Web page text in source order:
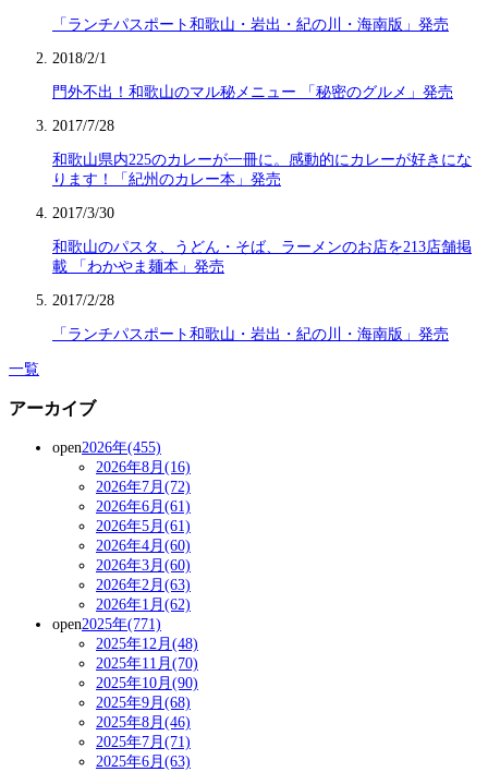
「ランチパスポート和歌山・岩出・紀の川・海南版」発売
2018/2/1
門外不出！和歌山のマル秘メニュー 「秘密のグルメ」発売
2017/7/28
和歌山県内225のカレーが一冊に。感動的にカレーが好きにな
ります！「紀州のカレー本」発売
2017/3/30
和歌山のパスタ、うどん・そば、ラーメンのお店を213店舗掲
載 「わかやま麺本」発売
2017/2/28
「ランチパスポート和歌山・岩出・紀の川・海南版」発売
一覧
アーカイブ
open2026年(455)
2026年8月(16)
2026年7月(72)
2026年6月(61)
2026年5月(61)
2026年4月(60)
2026年3月(60)
2026年2月(63)
2026年1月(62)
open2025年(771)
2025年12月(48)
2025年11月(70)
2025年10月(90)
2025年9月(68)
2025年8月(46)
2025年7月(71)
2025年6月(63)